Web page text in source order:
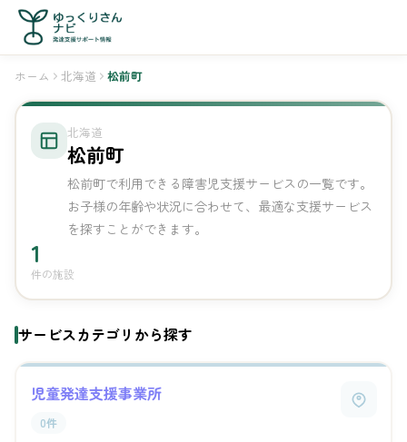
ホーム 北海道 松前町
北海道
松前町
松前町で利用できる障害児支援サービスの一覧です。
お子様の年齢や状況に合わせて、最適な支援サービス
を探すことができます。
1
件の施設
サービスカテゴリから探す
児童発達支援事業所
0件